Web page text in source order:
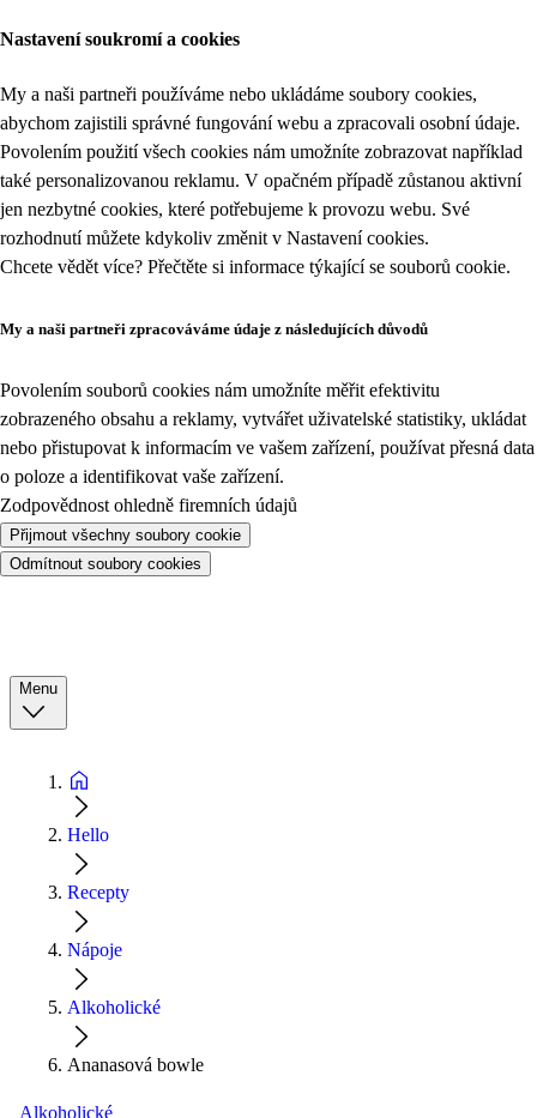
Nastavení soukromí a cookies
My a naši partneři používáme nebo ukládáme soubory cookies,
abychom zajistili správné fungování webu a zpracovali osobní údaje.
Povolením použití všech cookies nám umožníte zobrazovat například
také personalizovanou reklamu. V opačném případě zůstanou aktivní
jen nezbytné cookies, které potřebujeme k provozu webu. Své
rozhodnutí můžete kdykoliv změnit v Nastavení cookies.
Chcete vědět více? Přečtěte si informace týkající se souborů cookie.
My a naši partneři zpracováváme údaje z následujících důvodů
Povolením souborů cookies nám umožníte měřit efektivitu
zobrazeného obsahu a reklamy, vytvářet uživatelské statistiky, ukládat
nebo přistupovat k informacím ve vašem zařízení, používat přesná data
o poloze a identifikovat vaše zařízení.
Zodpovědnost ohledně firemních údajů
Přijmout všechny soubory cookie
Odmítnout soubory cookies
Menu
Hello
Recepty
Nápoje
Alkoholické
Ananasová bowle
Alkoholické